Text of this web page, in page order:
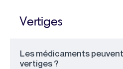
Vertiges
Les médicaments
vertiges ?